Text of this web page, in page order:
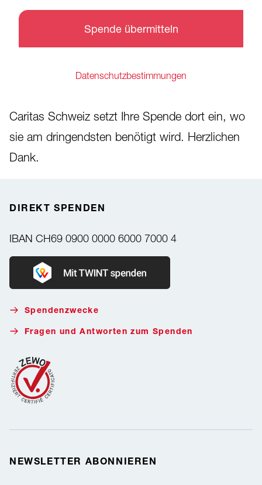
Spende übermitteln
Datenschutzbestimmungen
Caritas Schweiz setzt Ihre Spende dort ein, wo
sie am dringendsten benötigt wird. Herzlichen
Dank.
DIREKT SPENDEN
IBAN CH69 0900 0000 6000 7000 4
Donate with Twint
Spendenzwecke
Fragen und Antworten zum Spenden
NEWSLETTER ABONNIEREN